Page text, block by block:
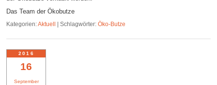
Das Team der Ökobutze
Kategorien:Aktuell |Schlagwörter: Öko-Butze
16
September
2016